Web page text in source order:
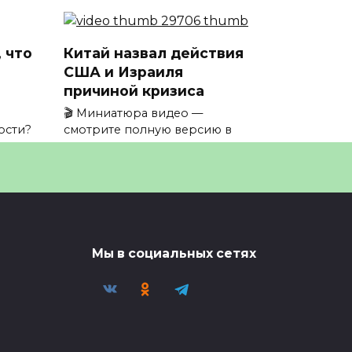
что
Китай назвал действия
США и Израиля
причиной кризиса
🎬 Миниатюра видео —
смотрите полную версию в
Мы в социальных сетях